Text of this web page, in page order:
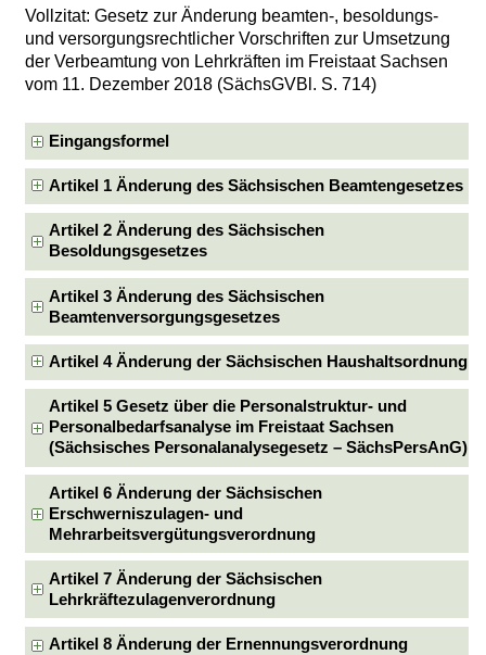
Vollzitat: Gesetz zur Änderung beamten-, besoldungs-
und versorgungsrechtlicher Vorschriften zur Umsetzung
der Verbeamtung von Lehrkräften im Freistaat Sachsen
vom 11. Dezember 2018 (SächsGVBl. S. 714)
Eingangsformel
Artikel 1 Änderung des Sächsischen Beamtengesetzes
Artikel 2 Änderung des Sächsischen
Besoldungsgesetzes
Artikel 3 Änderung des Sächsischen
Beamtenversorgungsgesetzes
Artikel 4 Änderung der Sächsischen Haushaltsordnung
Artikel 5 Gesetz über die Personalstruktur- und
Personalbedarfsanalyse im Freistaat Sachsen
(Sächsisches Personalanalysegesetz – SächsPersAnG)
Artikel 6 Änderung der Sächsischen
Erschwerniszulagen- und
Mehrarbeitsvergütungsverordnung
Artikel 7 Änderung der Sächsischen
Lehrkräftezulagenverordnung
Artikel 8 Änderung der Ernennungsverordnung